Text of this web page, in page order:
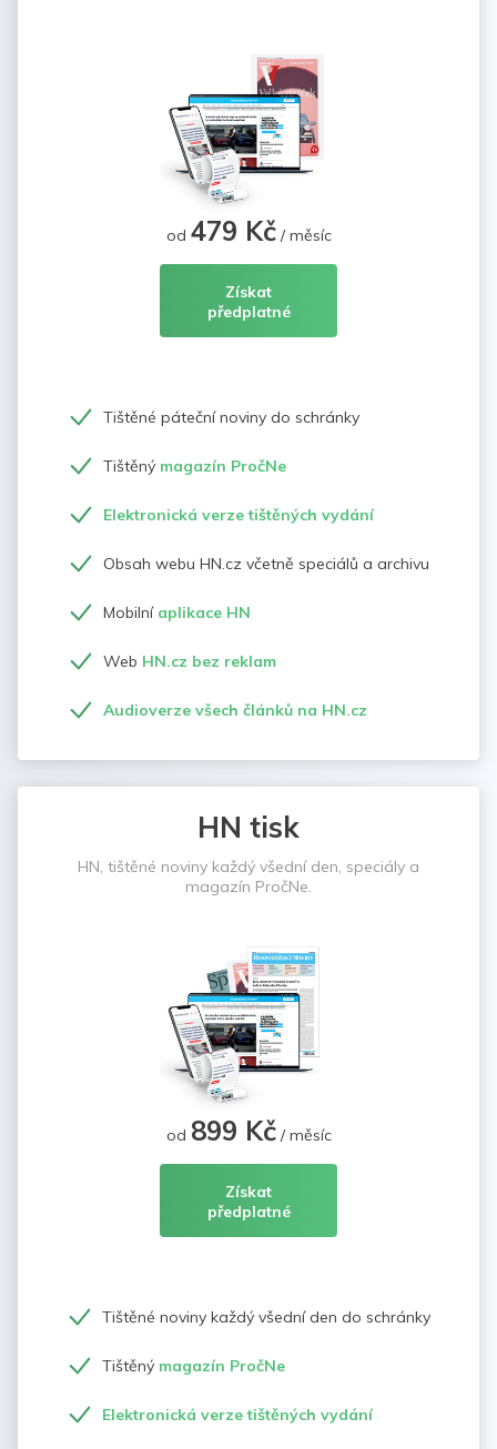
od 479 Kč/ měsíc
Získat
předplatné
Tištěné páteční noviny do schránky
Tištěný magazín PročNe
Elektronická verze tištěných vydání
Obsah webu HN.cz včetně speciálů a archivu
Mobilní aplikace HN
Web HN.cz bez reklam
Audioverze všech článků na HN.cz
HN tisk
HN, tištěné noviny každý všední den, speciály a
magazín PročNe.
od 899 Kč/ měsíc
Získat
předplatné
Tištěné noviny každý všední den do schránky
Tištěný magazín PročNe
Elektronická verze tištěných vydání